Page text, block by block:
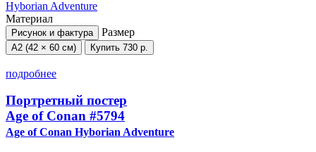
Материал
Рисунок и фактура Размер
А2 (42 × 60 см) Купить 730 р.
подробнее
Портретный постер
Age of Conan #5794
Age of Conan Hyborian Adventure